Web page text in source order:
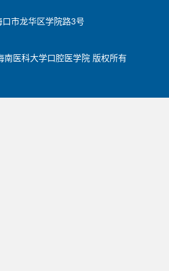
市龙华区学院路3号
医科大学口腔医学院 版权所有